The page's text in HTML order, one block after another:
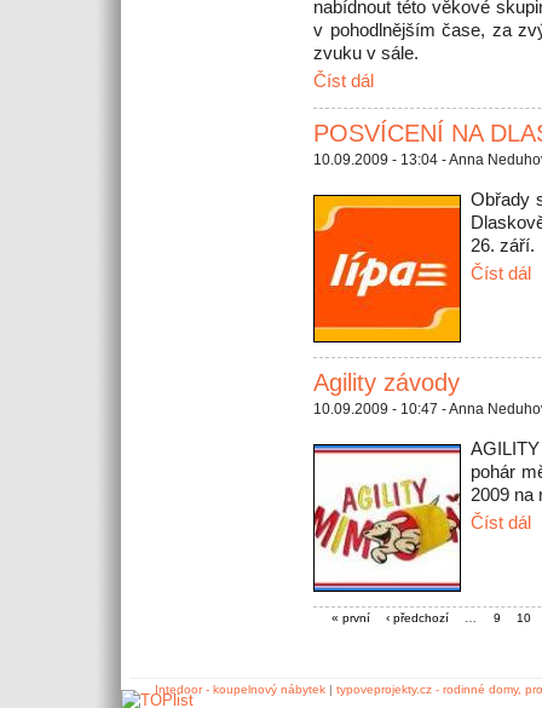
nabídnout této věkové
v pohodlnějším čase, za
zvuku v sále.
Číst dál
POSVÍCENÍ NA
10.09.2009 - 13:04 - Anna
Obřady
26. září.
Číst dál
Agility závody
10.09.2009 - 10:47 - Anna
pohár
2009 na
Číst dál
« první ‹ předchozí 9 10
Intedoor - koupelnový nábytek| typoveprojekty.cz - rodinné domy,